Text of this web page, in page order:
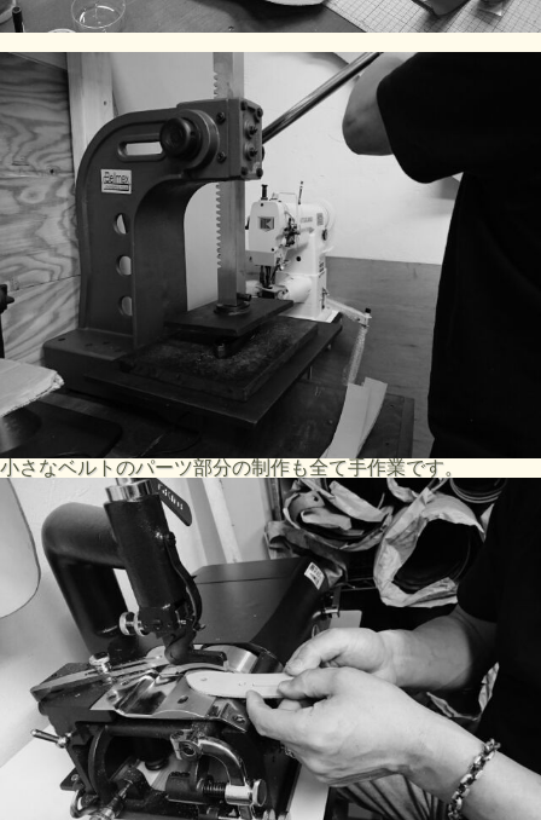
小さなベルトのパーツ部分の制作も全て手作業です。